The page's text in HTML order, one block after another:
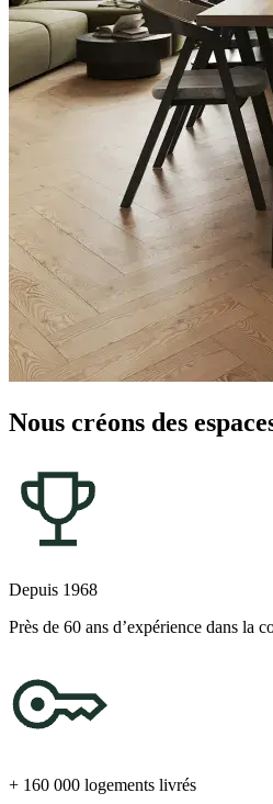
Nous créons des
Depuis 1968
Près de 60 ans d’expérience dans la
+ 160 000 logements livrés